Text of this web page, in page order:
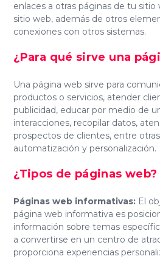
enlaces a otras páginas de tu
sitio web, además de otros
conexiones con otros sistemas.
¿Para qué sirve una
Una página web sirve para
productos o servicios, atender
publicidad, educar por medio de
interacciones, recopilar datos,
prospectos de clientes, entre
automatización y personalización.
¿Tipos de páginas web?
Páginas web informativas: El
página web informativa es
información sobre temas
a convertirse en un centro de
proporciona experiencias